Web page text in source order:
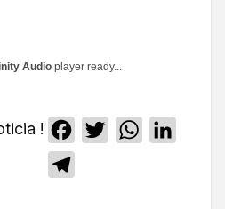
Audio player ready...
! Facebook
TwitterWhatsApp